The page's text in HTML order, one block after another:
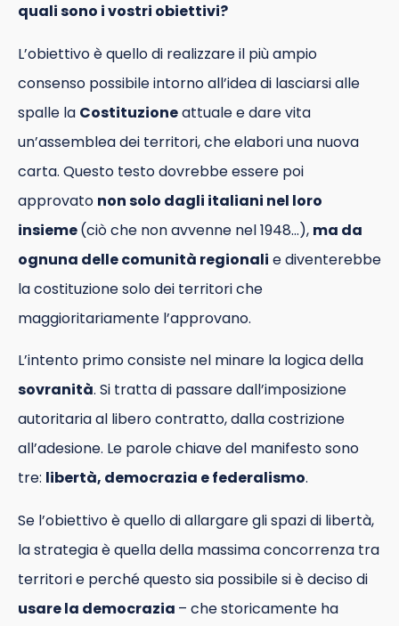
quali sono i vostri obiettivi?
L’obiettivo è quello di realizzare il più ampio
consenso possibile intorno all’idea di lasciarsi alle
spalle la Costituzioneattuale e dare vita
un’assemblea dei territori, che elabori una nuova
carta. Questo testo dovrebbe essere poi
approvato non solo dagli italiani nel loro
insieme(ciò che non avvenne nel 1948…), ma da
ognuna delle comunità regionali e diventerebbe
la costituzione solo dei territori che
maggioritariamente l’approvano.
L’intento primo consiste nel minare la logica della
sovranità. Si tratta di passare dall’imposizione
autoritaria al libero contratto, dalla costrizione
all’adesione. Le parole chiave del manifesto sono
tre: libertà, democrazia e federalismo.
Se l’obiettivo è quello di allargare gli spazi di libertà,
la strategia è quella della massima concorrenza tra
territori e perché questo sia possibile si è deciso di
usare la democrazia – che storicamente ha